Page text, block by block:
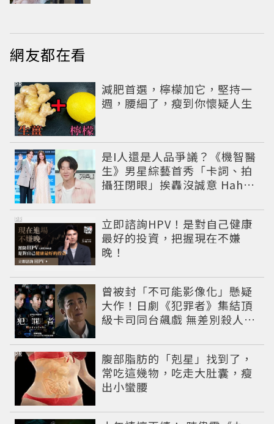
網友都在看
減肥首選，檸檬加它，堅持一
週，腰細了，瘦到你懷疑人生
PR
是I人還是人品爭議？《機智醫
生》男星綜藝首秀「卡詞、拍
攝狂閉眼」挨轟沒誠意 Haha
立即諮詢HPV！是對自己健康
最好的投資，把握現在不嫌
晚！
PR
曾被封「不可能影像化」懸疑
大作！日劇《犯罪者》集結頂
級卡司同台飆戲 無差別殺人案
腹部脂肪的「剋星」找到了，
常吃這幾物，吃走大肚囊，瘦
出小蠻腰
PR